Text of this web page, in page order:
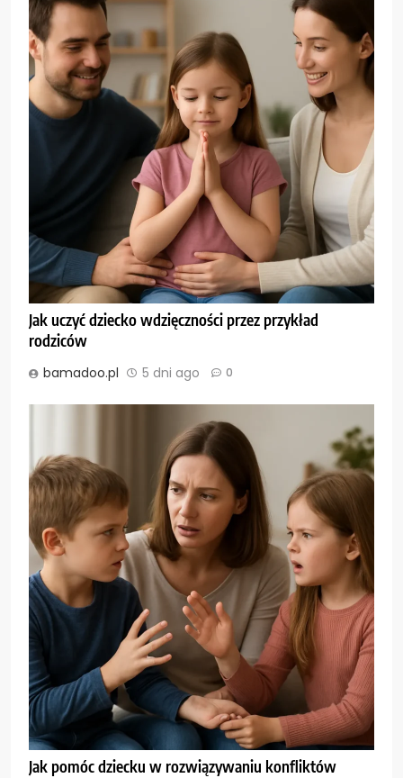
Jak uczyć dziecko wdzięczności przez przykład
rodziców
bamadoo.pl 5 dni ago 0
Jak pomóc dziecku w rozwiązywaniu konfliktów